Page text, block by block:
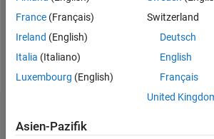
Interests:
processing,watermarking,Programmin
in
MATLAB,C,C++
Mehr
anzeigen
France (Français)
Ireland (English)
Italia (Italiano)
Luxembourg (English)
Switzerland
Deutsch
English
Français
United
Asien-Pazifik